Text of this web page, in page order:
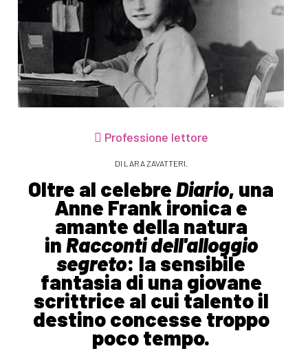
Professione lettore
DI LARA ZAVATTERI.
Oltre al celebreDiario, una
Anne Frank ironica e
amante della natura
inRacconti dell'alloggio
segreto: la sensibile
fantasia di una giovane
scrittrice al cui talento il
destino concesse troppo
poco tempo.